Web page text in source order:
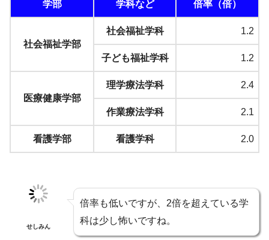
学部 学科など 倍率（倍）
社会福祉学部
社会福祉学科 1.2
子ども福祉学科 1.2
医療健康学部
理学療法学科 2.4
作業療法学科 2.1
看護学部 看護学科 2.0
せしみん
倍率も低いですが、2倍を超えている学
科は少し怖いですね。